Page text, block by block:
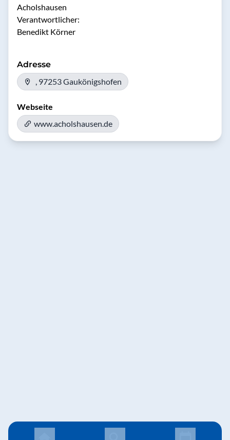
Acholshausen
Verantwortlicher:
Benedikt Körner
Adresse
, 97253 Gaukönigshofen
Webseite
www.acholshausen.de